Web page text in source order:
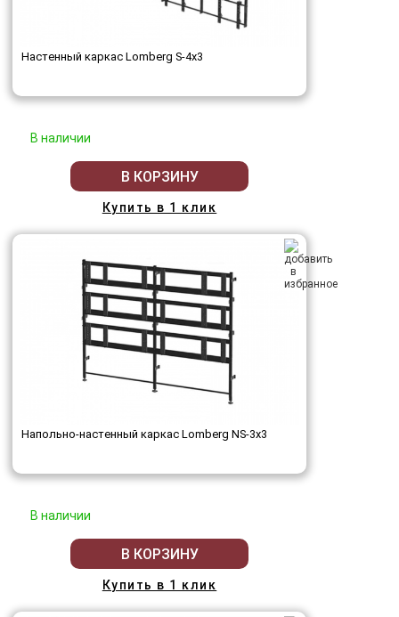
Настенный каркас Lomberg S-4х3
В наличии
В КОРЗИНУ
Купить в 1 клик
Напольно-настенный каркас Lomberg NS-3х3
В наличии
В КОРЗИНУ
Купить в 1 клик